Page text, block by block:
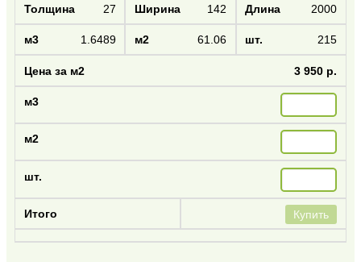
27 142 2000
1.6489 61.06 215
3 950 р.
Купить